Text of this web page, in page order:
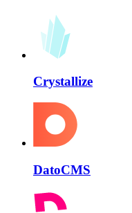
Crystallize
DatoCMS